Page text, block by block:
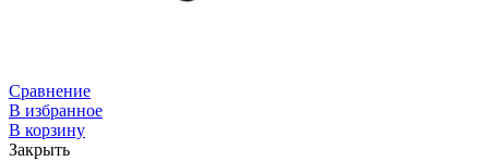
Сравнение
В избранное
В корзину
Закрыть